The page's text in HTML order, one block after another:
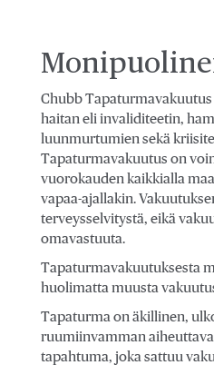
Chubb
haitan eli invaliditeetin,
luunmurtumien sekä
Tapaturmavakuutus on
vuorokauden kaikkialla
vapaa-ajallakin.
terveysselvitystä, eikä
omavastuuta.
Tapaturmavakuutuksesta
huolimatta muusta
Tapaturma on äkillinen,
ruumiinvamman
tapahtuma, joka sattuu